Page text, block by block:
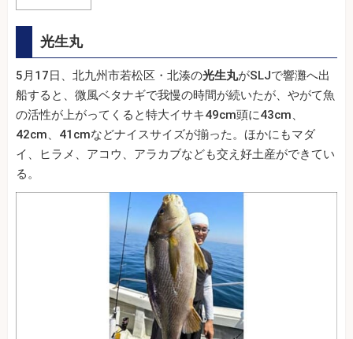
光生丸
5月17日、北九州市若松区・北湊の光生丸がSLJで響灘へ出
船すると、微風ベタナギで我慢の時間が続いたが、やがて魚
の活性が上がってくると特大イサキ49cm頭に43cm、
42cm、41cmなどナイスサイズが揃った。ほかにもマダ
イ、ヒラメ、アコウ、アラカブなども交え好土産ができてい
る。